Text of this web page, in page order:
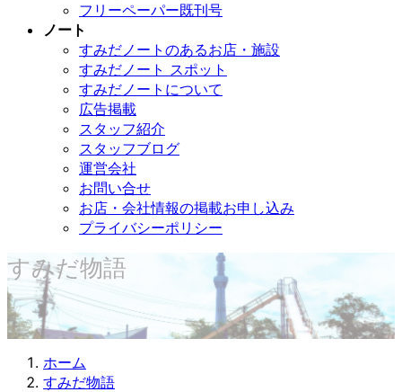
フリーペーパー既刊号
ノート
すみだノートのあるお店・施設
すみだノート スポット
すみだノートについて
広告掲載
スタッフ紹介
スタッフブログ
運営会社
お問い合せ
お店・会社情報の掲載お申し込み
プライバシーポリシー
すみだ物語
ホーム
すみだ物語